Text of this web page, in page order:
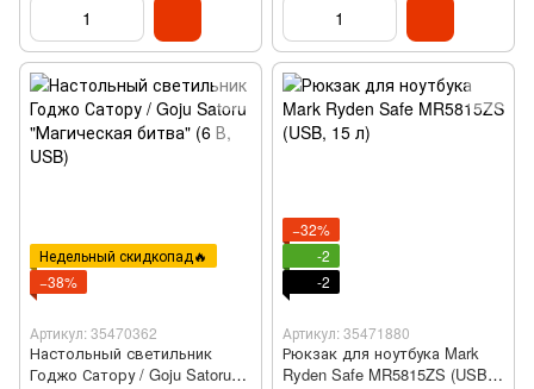
Недельный скидкопад🔥
−38%
Артикул: 35470362
Настольный светильник
Годжо Сатору / Goju Satoru
−32%
-2
-2
Артикул: 35471880
Рюкзак для ноутбука Mark
Ryden Safe MR5815ZS (USB,